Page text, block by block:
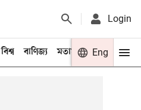
Login
বিশ্ব বাণিজ্য মতামত খেলা
Eng